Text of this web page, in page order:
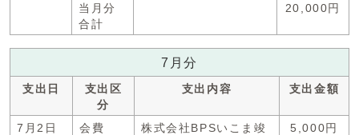
当月分
合計
20,000円
7月分
支出日
支出区
分
支出内容 支出金額
7月2日 会費
株式会社BPSいこま竣
5,000円